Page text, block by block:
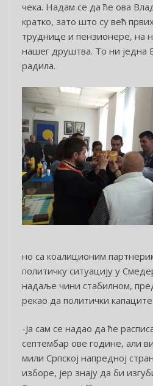
чека. Надам се да ће ова
кратко, зато што су већ
труднице и пензионере, на
нашег друштва. То ни једна
радила.
но са коалиционим
политичку ситуацију у
надаље чини стабилном,
рекао да политички
-Ја сам се надао да ће
септембар ове године, али
мили Српској напредној
изборе, јер знају да би